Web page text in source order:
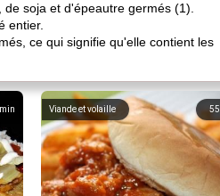
soja et d'épeautre germés (1).
entier.
ce qui signifie qu'elle contient les
min 55
Viande et volaille